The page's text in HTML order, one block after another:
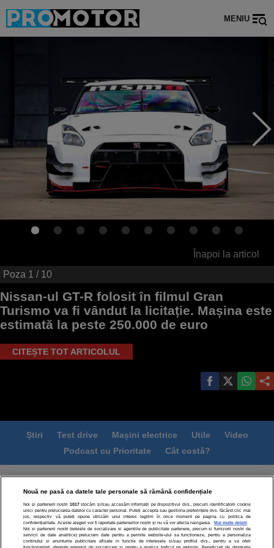
MENIU
Înapoi la articol
Poza 1 / 10
Nissan-ul GT-R folosit în filmul Gran
Turismo va fi vândut la licitație. Mașina este
estimată la peste 250.000 de euro
CITEȘTE TOT ARTICOLUL
Știri Test drive Mașini electrice Utile
Video
Podcast cu Prioritate
Cât costă?
Termeni si conditii
Politica de confidentialitate
Politica de cookies
Echipa editorială
Contact
Modifică Setările
Nouă ne pasă ca datele tale personale să rămână confidențiale
Noi și partenerii noștri 1017stocăm și/sau accesăm informații pe dispozitivul dvs., precum identificatorii cookie
unici pentru prelucrarea datelor cu caracter personal. Puteți accepta sau gestiona preferințele dvs. făcând clic mai
jos, respectiv vă puteți opune utilizării unui interes legitim în orice moment pe pagina cu politica de
confidențialitate. Aceste alegeri vor fi raportate partenerilor noștri și nu vă vor afecta navigarea.
Mai multe detalii
Noi si partenerii nostri (retelele de socializare si agentiile de publicitate partenere, precum si furnizorii nostri de
servicii de date analitice) prelucram date pentru a permite website-ului sa functioneze, pentru a personaliza
continutul si anunturile publicitare afisate in functie de interesele si/sau profilul dvs., pentru a va oferi
functionalitati aferente retelelor de socializare si pentru a analiza traficul pe website. Beneficiati de drepturile